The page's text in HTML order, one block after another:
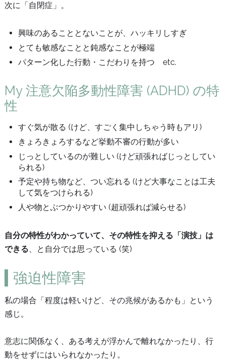
次に「自閉症」。
興味のあることとないことが、ハッキリしすぎ
とても敏感なことと鈍感なことが極端
パターン化した行動・こだわりを持つ etc.
My 注意欠陥多動性障害 (ADHD) の特
性
すぐ気が散る (けど、すごく集中しちゃう時もアリ)
きょろきょろするなど挙動不審の行動が多い
じっとしているのが難しい (けど頑張ればじっとしてい
られる)
予定や持ち物など、つい忘れる (けど大事なことは工夫
して気をつけられる)
人や物とぶつかりやすい (超頑張れば減らせる)
自分の特性がわかっていて、その特性を抑える「演技」は
できる 、と自分では思っている (笑)
強迫性障害
私の場合「程度は軽いけど、その兆候があるかも」という
感じ。
意志に関係なく、ある考えが浮かんで離れなかったり、行
動をせずにはいられなかったり。